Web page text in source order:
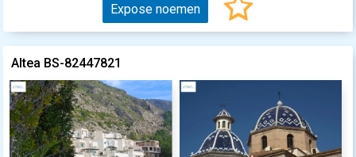
Expose noemen
Altea BS-82447821